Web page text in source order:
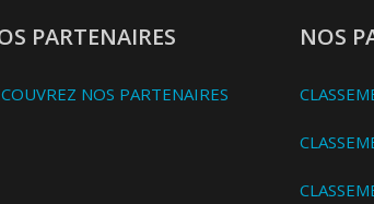
PARTENAIRES
NOS PARTENAIRES
NOS